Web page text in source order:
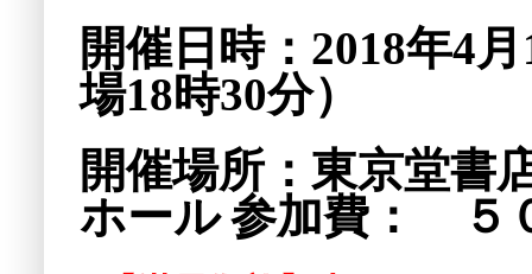
開催日時：2018年4
場18時30分）
開催場所：東京堂
ホール参加費： ５